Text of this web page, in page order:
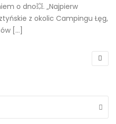
o dno💥. „Najpierw
z okolic Campingu Łęg,
[…]